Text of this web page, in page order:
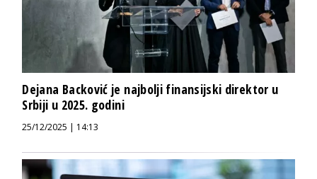
Dejana Backović je najbolji finansijski direktor u
Srbiji u 2025. godini
25/12/2025 | 14:13